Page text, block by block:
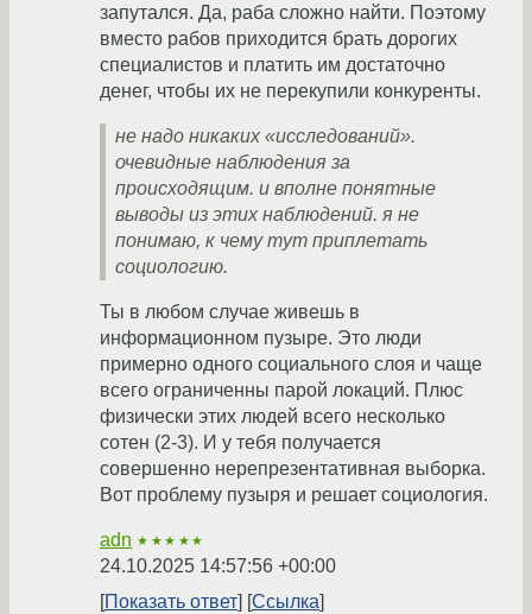
запутался. Да, раба сложно найти. Поэтому
вместо рабов приходится брать дорогих
специалистов и платить им достаточно
денег, чтобы их не перекупили конкуренты.
не надо никаких «исследований».
очевидные наблюдения за
происходящим. и вполне понятные
выводы из этих наблюдений. я не
понимаю, к чему тут приплетать
социологию.
Ты в любом случае живешь в
информационном пузыре. Это люди
примерно одного социального слоя и чаще
всего ограниченны парой локаций. Плюс
физически этих людей всего несколько
сотен (2-3). И у тебя получается
совершенно нерепрезентативная выборка.
Вот проблему пузыря и решает социология.
adn ★★★★★
24.10.2025 14:57:56 +00:00
Показать ответ
Ссылка